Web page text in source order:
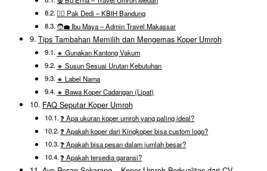
👳‍♂️ Pak Dedi – KBIH Bandung
🧑‍💼 Ibu Maya – Admin Travel Makassar
Tips Tambahan Memilih dan Mengemas Koper Umroh
🔸 Gunakan Kantong Vakum
🔸 Susun Sesuai Urutan Kebutuhan
🔸 Label Nama
🔸 Bawa Koper Cadangan (Lipat)
FAQ Seputar Koper Umroh
❓ Apa ukuran koper umroh yang paling ideal?
❓ Apakah koper dari Kingkoper bisa custom logo?
❓ Apakah bisa pesan dalam jumlah besar?
❓ Apakah tersedia garansi?